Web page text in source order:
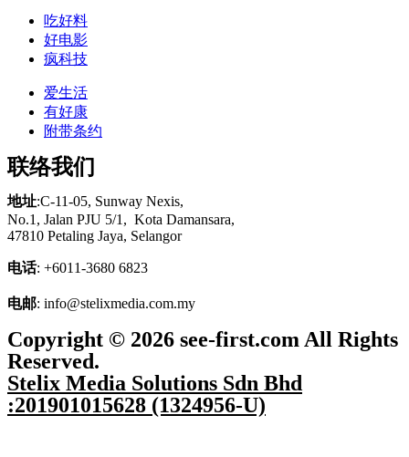
吃好料
好电影
疯科技
爱生活
有好康
附带条约
联络我们
地址:C-11-05, Sunway Nexis,
No.1, Jalan PJU 5/1, Kota Damansara,
47810 Petaling Jaya, Selangor
电话: +6011-3680 6823
电邮: info@stelixmedia.com.my
Copyright © 2026 see-first.com All Rights
Reserved.
Stelix Media Solutions Sdn Bhd
:201901015628 (1324956-U)